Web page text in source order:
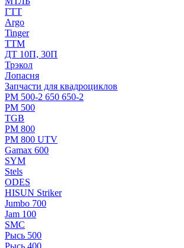
ГТТ
Argo
Tinger
ТТМ
ДТ 10П, 30П
Трэкол
Лопасня
Запчасти для квадроциклов
РМ 500-2 650 650-2
РМ 500
TGB
РМ 800
РМ 800 UTV
Gamax 600
SYM
Stels
ОDЕS
HISUN Striker
Jumbo 700
Jam 100
SMC
Рысь 500
Рысь 400